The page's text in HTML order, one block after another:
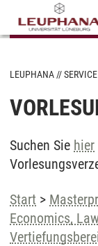
LEUPHANA SERVICE
Suchen Sie hier
Start >
Economics,